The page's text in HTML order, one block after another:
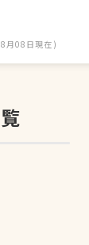
月08日現在)